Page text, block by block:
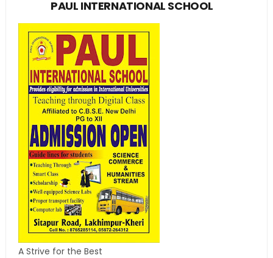
PAUL INTERNATIONAL SCHOOL
A Strive for the Best